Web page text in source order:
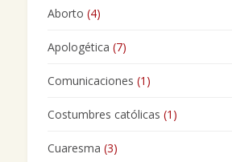
Aborto (4)
Apologética (7)
Comunicaciones (1)
Costumbres católicas (1)
Cuaresma (3)